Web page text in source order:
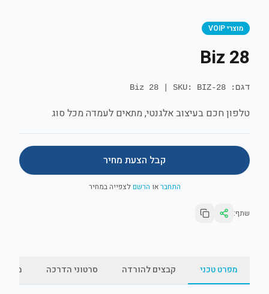
מוצרי VOIP
Biz 28
דגם: Biz 28 | SKU: BIZ-28
טלפון חכם בעיצוב אלגנטי, מתאים לעמדה מכל סוג
קבל הצעת מחיר
התחבראו הרשםלצפייה במחיר
שתף:
מפרט טכני קבצים להורדה סרטוני הדרכה